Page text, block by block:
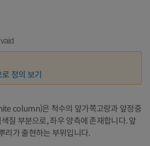
정의 보기
column)은 척수의 앞가쪽고랑과 앞정중
질 부분으로, 좌우 양측에 존재합니다. 앞
리가 출현하는 부위입니다.